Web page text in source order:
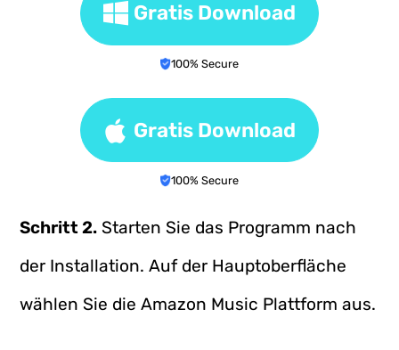
Gratis Download
100% Secure
Gratis Download
100% Secure
Schritt 2. Starten Sie das Programm nach
der Installation. Auf der Hauptoberfläche
wählen Sie die Amazon Music Plattform aus.